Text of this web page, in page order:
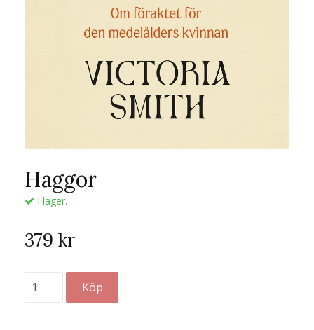
Haggor
I lager.
379 kr